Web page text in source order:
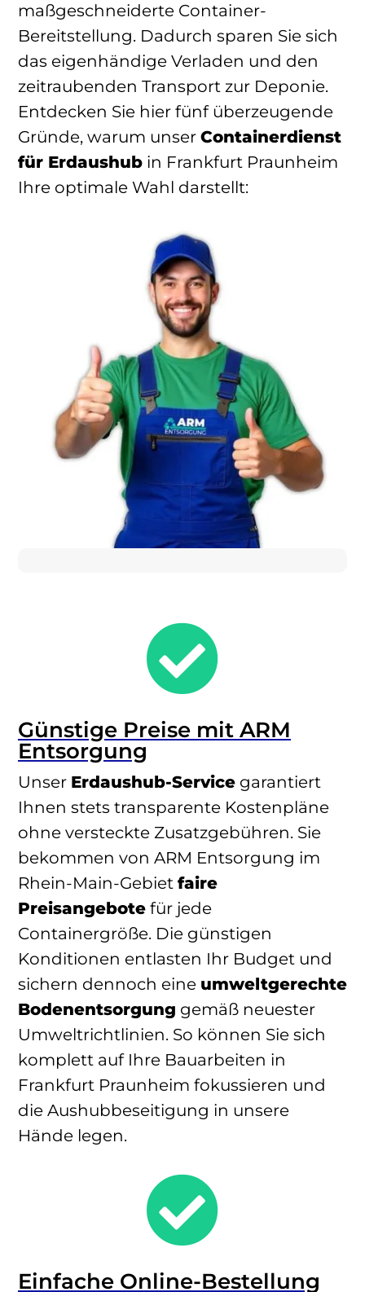
maßgeschneiderte Container-
Bereitstellung. Dadurch sparen Sie sich
das eigenhändige Verladen und den
zeitraubenden Transport zur Deponie.
Entdecken Sie hier fünf überzeugende
Gründe, warum unser Containerdienst
für Erdaushub in Frankfurt Praunheim
Ihre optimale Wahl darstellt:

Günstige Preise mit ARM
Entsorgung
Unser Erdaushub-Service garantiert
Ihnen stets transparente Kostenpläne
ohne versteckte Zusatzgebühren. Sie
bekommen von ARM Entsorgung im
Rhein-Main-Gebiet faire
Preisangebote für jede
Containergröße. Die günstigen
Konditionen entlasten Ihr Budget und
sichern dennoch eine umweltgerechte
Bodenentsorgung gemäß neuester
Umweltrichtlinien. So können Sie sich
komplett auf Ihre Bauarbeiten in
Frankfurt Praunheim fokussieren und
die Aushubbeseitigung in unsere
Hände legen.

Einfache Online-Bestellung